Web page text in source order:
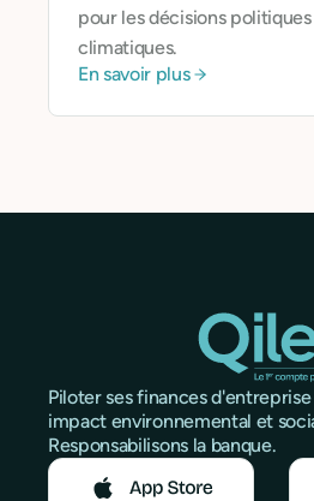
pour les décisions
climatiques.
En savoir plus
Piloter ses finances
impact environnemental et
Responsabilisons la banque.